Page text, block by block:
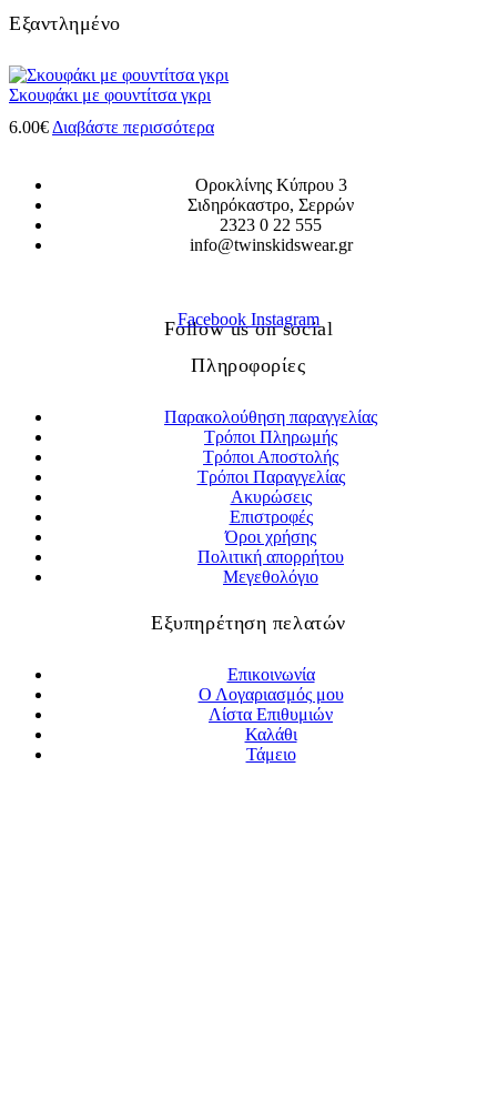
Εξαντλημένο
Σκουφάκι με φουντίτσα γκρι
6.00€ Διαβάστε περισσότερα
Οροκλίνης Κύπρου 3
Σιδηρόκαστρο, Σερρών
2323 0 22 555
info@twinskidswear.gr
Follow us on social
Facebook Instagram
Πληροφορίες
Παρακολούθηση παραγγελίας
Τρόποι Πληρωμής
Τρόποι Αποστολής
Τρόποι Παραγγελίας
Ακυρώσεις
Επιστροφές
Όροι χρήσης
Πολιτική απορρήτου
Μεγεθολόγιο
Εξυπηρέτηση πελατών
Επικοινωνία
Ο Λογαριασμός μου
Λίστα Επιθυμιών
Καλάθι
Τάμειο